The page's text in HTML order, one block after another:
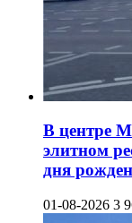
В центре
элитном
дня
01-08-2026 3